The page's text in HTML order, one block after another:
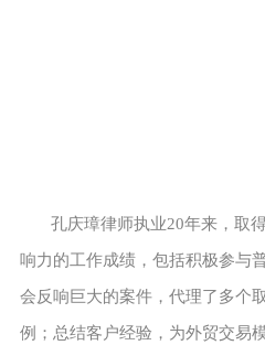
孔庆璋律师执业20年来，取
响力的工作成绩，包括积极参与
会反响巨大的案件，代理了多个
例；总结客户经验，为外贸交易